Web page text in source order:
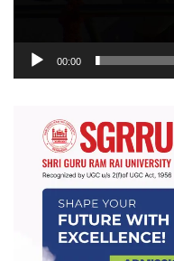
00:00